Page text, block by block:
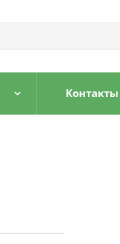
Контакты